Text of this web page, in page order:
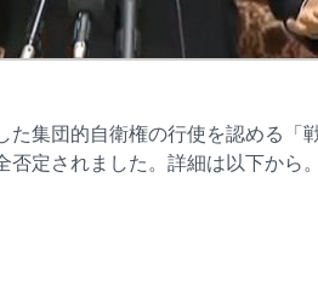
た集団的自衛権の行使を認める「
定されました。詳細は以下から。